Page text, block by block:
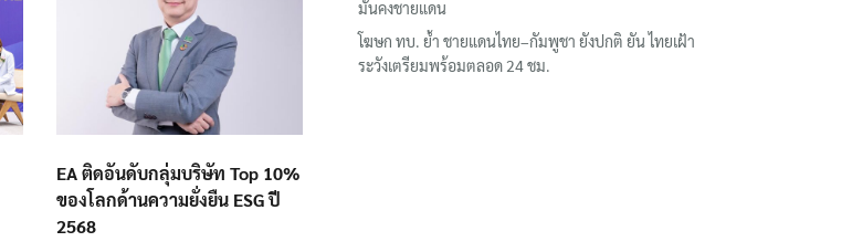
EA ติดอันดับกลุ่มบริษัท Top 10%
ของโลกด้านความยั่งยืน ESG ปี
2568
มั่นคงชายแดน
โฆษก ทบ. ย้ำ ชายแดนไทย–กัมพูชา ยังปกติ ยัน ไทยเฝ้า
ระวังเตรียมพร้อมตลอด 24 ชม.